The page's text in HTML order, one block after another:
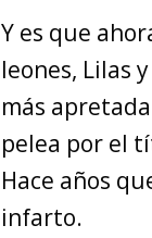
Y es que
leones, Lilas
más
pelea por el
Hace años
infarto.